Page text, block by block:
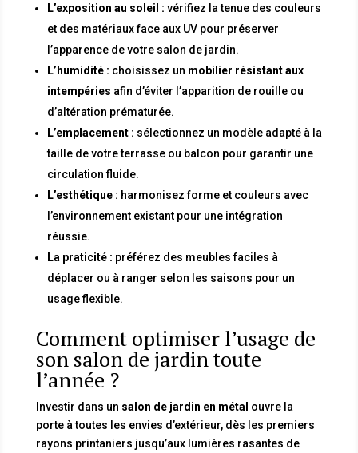
L’exposition au soleil : vérifiez la tenue des couleurs
et des matériaux face aux UV pour préserver
l’apparence de votre salon de jardin.
L’humidité : choisissez un mobilier résistant aux
intempéries afin d’éviter l’apparition de rouille ou
d’altération prématurée.
L’emplacement : sélectionnez un modèle adapté à la
taille de votre terrasse ou balcon pour garantir une
circulation fluide.
L’esthétique : harmonisez forme et couleurs avec
l’environnement existant pour une intégration
réussie.
La praticité : préférez des meubles faciles à
déplacer ou à ranger selon les saisons pour un
usage flexible.
Comment optimiser l’usage de
son salon de jardin toute
l’année ?
Investir dans un salon de jardin en métal ouvre la
porte à toutes les envies d’extérieur, dès les premiers
rayons printaniers jusqu’aux lumières rasantes de